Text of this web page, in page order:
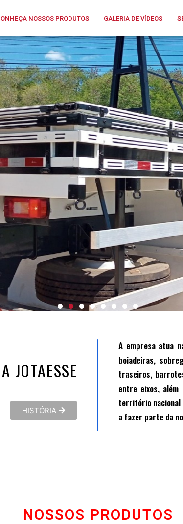
NOSSOS PRODUTOS GALERIA DE VÍDEOS
JOTAESSE
HISTÓRIA
A empresa atua
boiadeiras,
traseiros,
entre eixos,
território nacional
a fazer parte da
NOSSOS PRODUTOS